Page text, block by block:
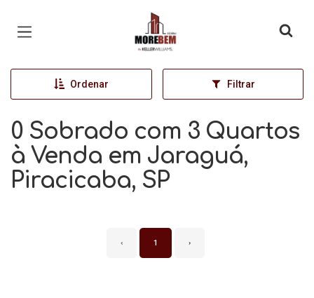
Página inicial
Ordenar Filtrar
0 Sobrado com 3 Quartos
à Venda em Jaraguá,
Piracicaba, SP
‹ 1 ›